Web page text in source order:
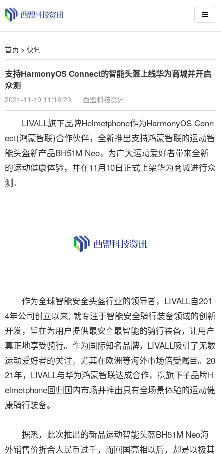
首页 > 快讯
支持HarmonyOS Connect的智能头盔上线华为商城并开启
众测
2021-11-19 11:16:23 西盟科技资讯
LIVALL旗下品牌Helmetphone作为HarmonyOS Conn
ect(鸿蒙智联)合作伙伴，全新推出支持鸿蒙智联的运动智
能头盔新产品BH51M Neo，为广大运动爱好者带来全新
的运动健康体验，并在11月10日正式上架华为商城进行众
测。
作为全球智能安全头盔行业的领导者，LIVALL自201
4年公司创立以来, 就专注于智能安全骑行装备领域的创新
开发，旨在为用户提供最安全最智能的骑行装备，让用户
真正地享受骑行。作为国际知名品牌，LIVALL吸引了无数
运动爱好者的关注，尤其在欧洲等海外市场倍受瞩目。20
21年，LIVALL与华为鸿蒙智联达成合作，携旗下子品牌H
elmetphone回归国内市场并推出具有全场景体验的运动健
康骑行装备。
据悉，此次推出的新品运动智能头盔BH51M Neo海
外销售价折合人民币过千，而回国亮相以后，却是以极其